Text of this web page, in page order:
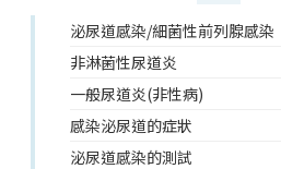
泌尿道感染/細菌性前列腺感染
非淋菌性尿道炎
一般尿道炎(非性病)
感染泌尿道的症狀
泌尿道感染的測試